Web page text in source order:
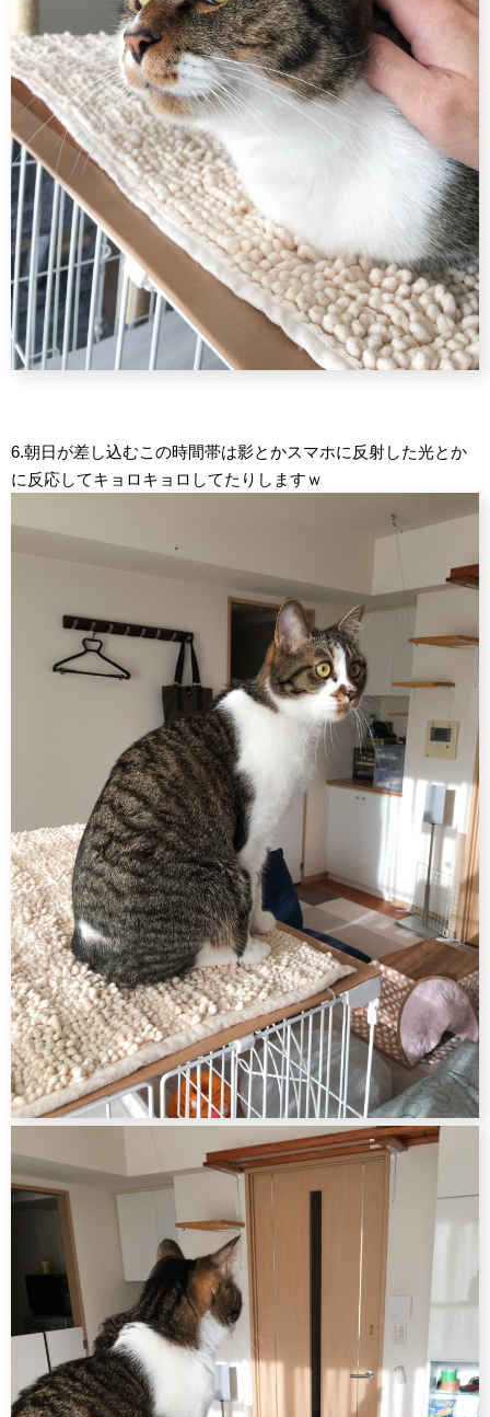
6.朝日が差し込むこの時間帯は影とかスマホに反射した光とか
に反応してキョロキョロしてたりしますｗ